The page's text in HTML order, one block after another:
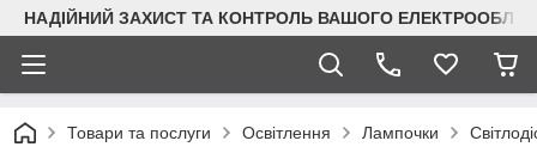
НАДІЙНИЙ ЗАХИСТ ТА КОНТРОЛЬ ВАШОГО
Товари та послуги Освітлення Лампочки